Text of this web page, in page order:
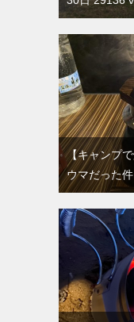
【キャンプ
ウマだった件